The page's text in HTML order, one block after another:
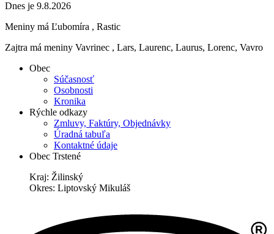
Dnes je 9.8.2026
Meniny má Ľubomíra , Rastic
Zajtra má meniny Vavrinec , Lars, Laurenc, Laurus, Lorenc, Vavro
Obec
Súčasnosť
Osobnosti
Kronika
Rýchle odkazy
Zmluvy, Faktúry, Objednávky
Úradná tabuľa
Kontaktné údaje
Obec Trstené
Kraj: Žilinský
Okres: Liptovský Mikuláš